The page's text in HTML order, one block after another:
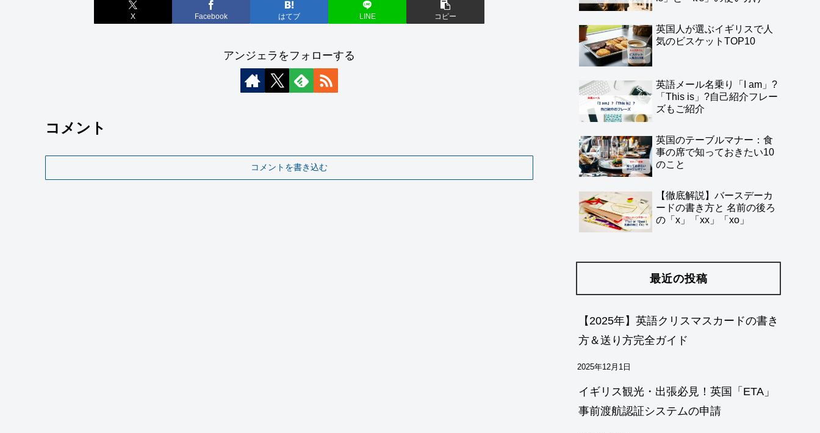
X Facebook はてブ LINE コピー
アンジェラをフォローする
コメント
コメントを書き込む
英国人が選ぶイギリスで人
気のビスケットTOP10
英語メール名乗り「I am」?
「This is」?自己紹介フレー
ズもご紹介
英国のテーブルマナー：食
事の席で知っておきたい10
のこと
【徹底解説】バースデーカ
ードの書き方と 名前の後ろ
の「x」「xx」「xo」
最近の投稿
【2025年】英語クリスマスカードの書き
方＆送り方完全ガイド
2025年12月1日
イギリス観光・出張必見！英国「ETA」
事前渡航認証システムの申請